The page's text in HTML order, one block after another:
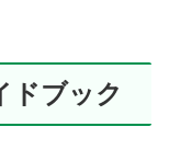
ドブック